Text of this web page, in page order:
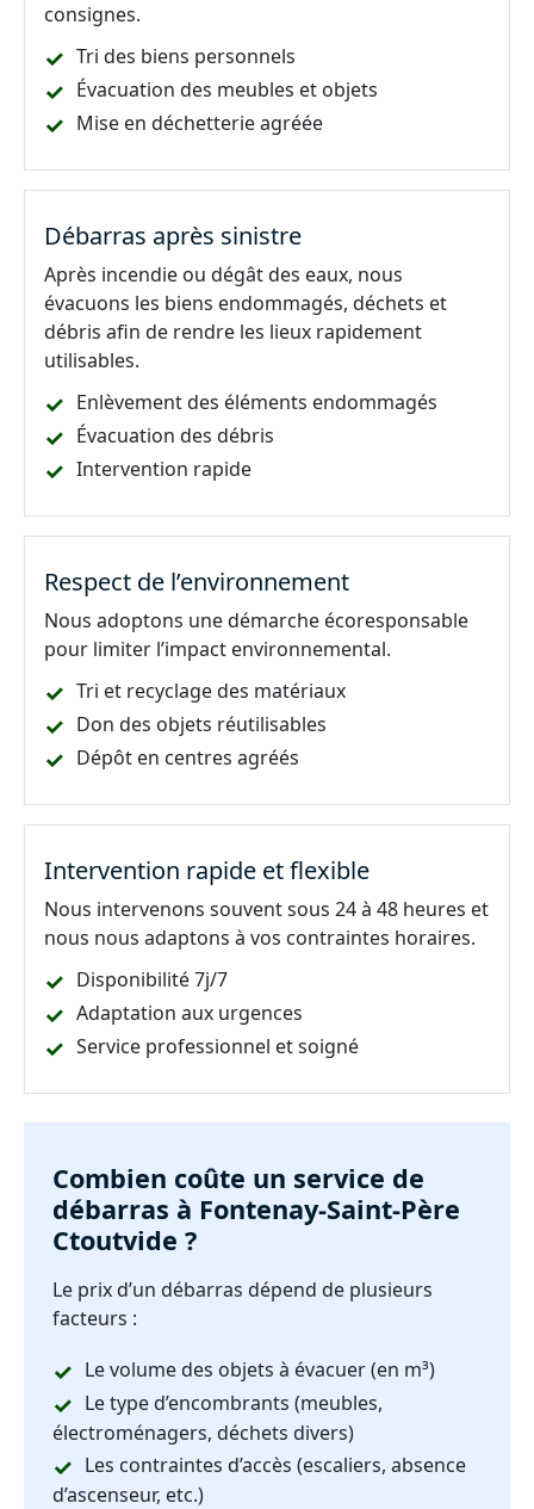
consignes.
Tri des biens personnels
Évacuation des meubles et objets
Mise en déchetterie agréée
Débarras après sinistre
Après incendie ou dégât des eaux, nous
évacuons les biens endommagés, déchets et
débris afin de rendre les lieux rapidement
utilisables.
Enlèvement des éléments endommagés
Évacuation des débris
Intervention rapide
Respect de l’environnement
Nous adoptons une démarche écoresponsable
pour limiter l’impact environnemental.
Tri et recyclage des matériaux
Don des objets réutilisables
Dépôt en centres agréés
Intervention rapide et flexible
Nous intervenons souvent sous 24 à 48 heures et
nous nous adaptons à vos contraintes horaires.
Disponibilité 7j/7
Adaptation aux urgences
Service professionnel et soigné
Combien coûte un service de
débarras à Fontenay-Saint-Père
Ctoutvide ?
Le prix d’un débarras dépend de plusieurs
facteurs :
Le volume des objets à évacuer (en m³)
Le type d’encombrants (meubles,
électroménagers, déchets divers)
Les contraintes d’accès (escaliers, absence
d’ascenseur, etc.)